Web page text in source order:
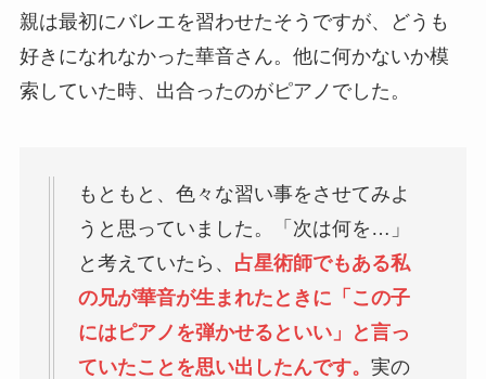
親は最初にバレエを習わせたそうですが、どうも
好きになれなかった華音さん。他に何かないか模
索していた時、出合ったのがピアノでした。
もともと、色々な習い事をさせてみよ
うと思っていました。「次は何を…」
と考えていたら、 占星術師でもある私
の兄が華音が生まれたときに「この子
にはピアノを弾かせるといい」と言っ
ていたことを思い出したんです。 実の